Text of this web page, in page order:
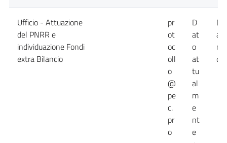
Ufficio - Attuazione
del PNRR e
individuazione Fondi
extra Bilancio
pr
ot
oc
oll
o
@
pe
c.
pr
o
D
at
o
at
tu
al
m
e
nt
e